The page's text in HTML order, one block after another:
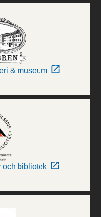
& museum
och bibliotek